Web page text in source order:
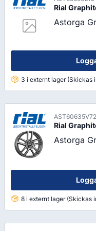
Rial
Astorga
3 i externt lager (Skickas
Rial
Astorga
8 i externt lager (Skickas